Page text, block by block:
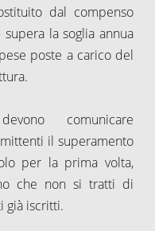
dal compenso
la soglia annua
poste a carico del
comunicare
il superamento
per la prima volta,
che non si tratti di
già iscritti.